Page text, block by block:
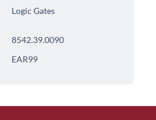
Logic Gates
8542.39.0090
EAR99